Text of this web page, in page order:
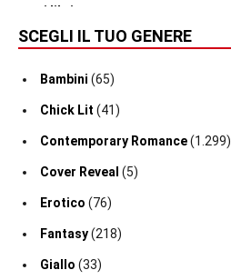
SCEGLI IL TUO GENERE
Bambini (65)
Chick Lit (41)
Contemporary Romance(1.299)
Cover Reveal (5)
Erotico (76)
Fantasy(218)
Giallo (33)